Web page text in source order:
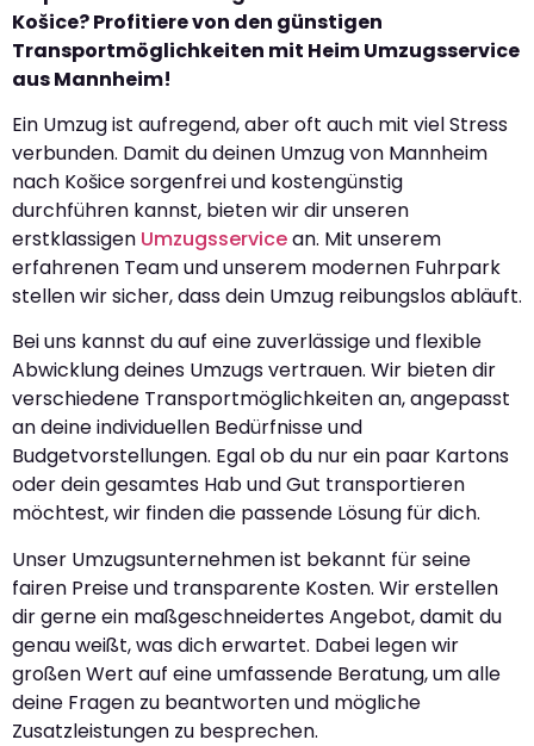
Košice? Profitiere von den günstigen
Transportmöglichkeiten mit Heim Umzugsservice
aus Mannheim!
Ein Umzug ist aufregend, aber oft auch mit viel Stress
verbunden. Damit du deinen Umzug von Mannheim
nach Košice sorgenfrei und kostengünstig
durchführen kannst, bieten wir dir unseren
erstklassigen Umzugsservicean. Mit unserem
erfahrenen Team und unserem modernen Fuhrpark
stellen wir sicher, dass dein Umzug reibungslos abläuft.
Bei uns kannst du auf eine zuverlässige und flexible
Abwicklung deines Umzugs vertrauen. Wir bieten dir
verschiedene Transportmöglichkeiten an, angepasst
an deine individuellen Bedürfnisse und
Budgetvorstellungen. Egal ob du nur ein paar Kartons
oder dein gesamtes Hab und Gut transportieren
möchtest, wir finden die passende Lösung für dich.
Unser Umzugsunternehmen ist bekannt für seine
fairen Preise und transparente Kosten. Wir erstellen
dir gerne ein maßgeschneidertes Angebot, damit du
genau weißt, was dich erwartet. Dabei legen wir
großen Wert auf eine umfassende Beratung, um alle
deine Fragen zu beantworten und mögliche
Zusatzleistungen zu besprechen.